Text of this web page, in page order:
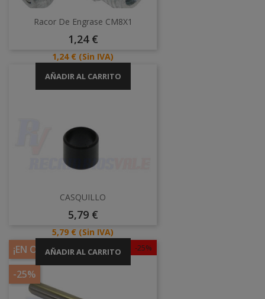
Racor De Engrase CM8X1
Precio
1,24 €
Precio
1,24 € (Sin IVA)
AÑADIR AL CARRITO
CASQUILLO
Precio
5,79 €
Precio
5,79 € (Sin IVA)
AÑADIR AL CARRITO -25%
¡EN OFERTA!
-25%